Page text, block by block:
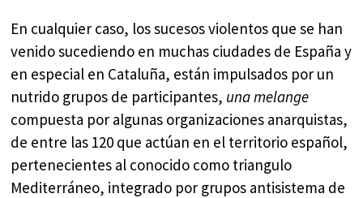
En cualquier caso, los sucesos violentos que se han
venido sucediendo en muchas ciudades de España y
en especial en Cataluña, están impulsados por un
nutrido grupos de participantes, una melange
compuesta por algunas organizaciones anarquistas,
de entre las 120 que actúan en el territorio español,
pertenecientes al conocido como triangulo
Mediterráneo, integrado por grupos antisistema de